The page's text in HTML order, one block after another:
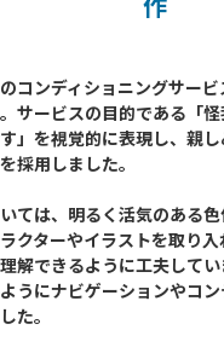
コンディショニングサー
サービスの目的である「
」を視覚的に表現し、親
採用しました。
ては、明るく活気のある
クターやイラストを取り
解できるように工夫して
うにナビゲーションやコ
た。